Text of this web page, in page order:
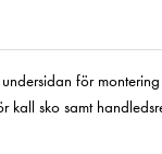
för
sko samt